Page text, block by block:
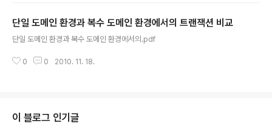
단일 도메인 환경과 복수 도메인 환경에서의 트랜잭션 비교
단일 도메인 환경과 복수 도메인 환경에서의.pdf
0 0 2010. 11. 18.
이 블로그 인기글